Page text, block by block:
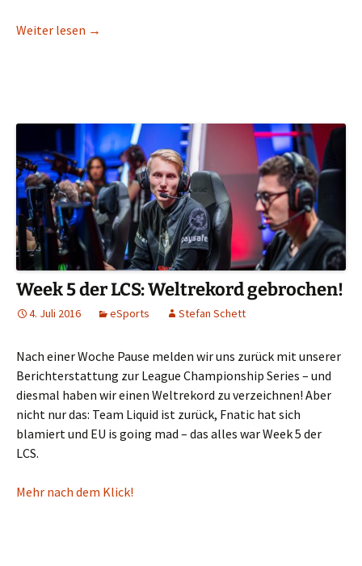
Weiter lesen Week 7 der LCS: Ein neues Top Tier-Team in
→
Week 5 der LCS: Weltrekord gebrochen!
4. Juli 2016 eSports Stefan Schett
Nach einer Woche Pause melden wir uns zurück mit unserer
Berichterstattung zur League Championship Series – und
diesmal haben wir einen Weltrekord zu verzeichnen! Aber
nicht nur das: Team Liquid ist zurück, Fnatic hat sich
blamiert und EU is going mad – das alles war Week 5 der
LCS.
Mehr nach dem Klick!